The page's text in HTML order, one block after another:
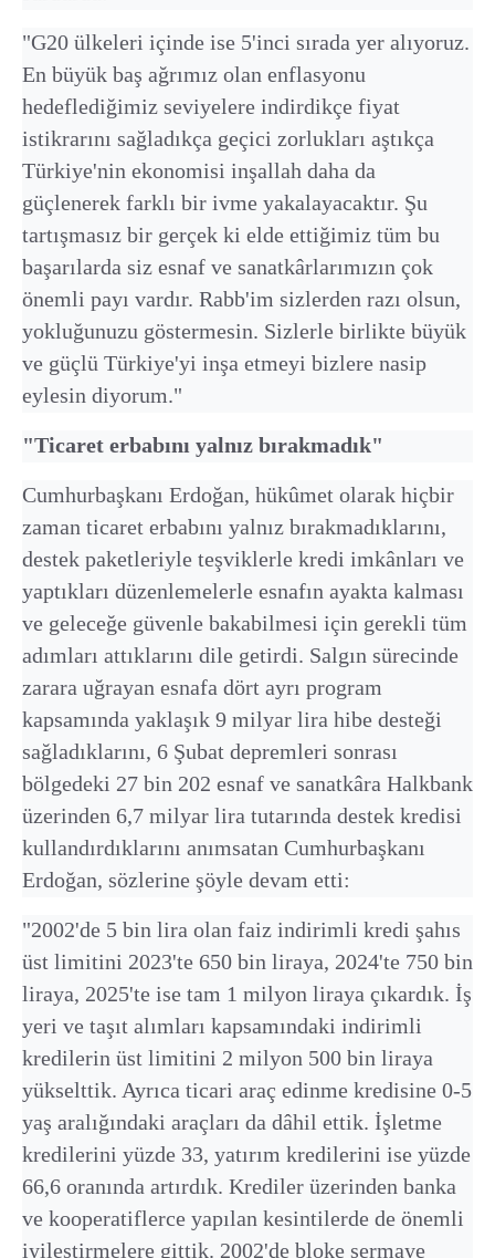
"G20 ülkeleri içinde ise 5'inci sırada yer alıyoruz.
En büyük baş ağrımız olan enflasyonu
hedeflediğimiz seviyelere indirdikçe fiyat
istikrarını sağladıkça geçici zorlukları aştıkça
Türkiye'nin ekonomisi inşallah daha da
güçlenerek farklı bir ivme yakalayacaktır. Şu
tartışmasız bir gerçek ki elde ettiğimiz tüm bu
başarılarda siz esnaf ve sanatkârlarımızın çok
önemli payı vardır. Rabb'im sizlerden razı olsun,
yokluğunuzu göstermesin. Sizlerle birlikte büyük
ve güçlü Türkiye'yi inşa etmeyi bizlere nasip
eylesin diyorum."
"Ticaret erbabını yalnız bırakmadık"
Cumhurbaşkanı Erdoğan, hükûmet olarak hiçbir
zaman ticaret erbabını yalnız bırakmadıklarını,
destek paketleriyle teşviklerle kredi imkânları ve
yaptıkları düzenlemelerle esnafın ayakta kalması
ve geleceğe güvenle bakabilmesi için gerekli tüm
adımları attıklarını dile getirdi. Salgın sürecinde
zarara uğrayan esnafa dört ayrı program
kapsamında yaklaşık 9 milyar lira hibe desteği
sağladıklarını, 6 Şubat depremleri sonrası
bölgedeki 27 bin 202 esnaf ve sanatkâra Halkbank
üzerinden 6,7 milyar lira tutarında destek kredisi
kullandırdıklarını anımsatan Cumhurbaşkanı
Erdoğan, sözlerine şöyle devam etti:
"2002'de 5 bin lira olan faiz indirimli kredi şahıs
üst limitini 2023'te 650 bin liraya, 2024'te 750 bin
liraya, 2025'te ise tam 1 milyon liraya çıkardık. İş
yeri ve taşıt alımları kapsamındaki indirimli
kredilerin üst limitini 2 milyon 500 bin liraya
yükselttik. Ayrıca ticari araç edinme kredisine 0-5
yaş aralığındaki araçları da dâhil ettik. İşletme
kredilerini yüzde 33, yatırım kredilerini ise yüzde
66,6 oranında artırdık. Krediler üzerinden banka
ve kooperatiflerce yapılan kesintilerde de önemli
iyileştirmelere gittik. 2002'de bloke sermaye